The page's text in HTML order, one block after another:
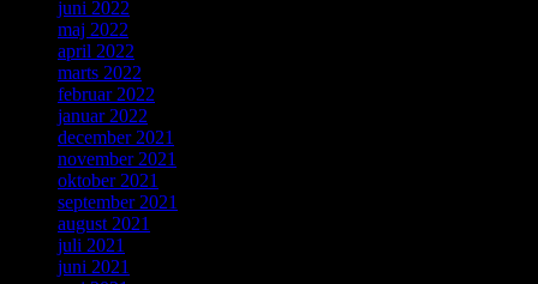
juni 2022
maj 2022
april 2022
marts 2022
februar 2022
januar 2022
december 2021
november 2021
oktober 2021
september 2021
august 2021
juli 2021
juni 2021